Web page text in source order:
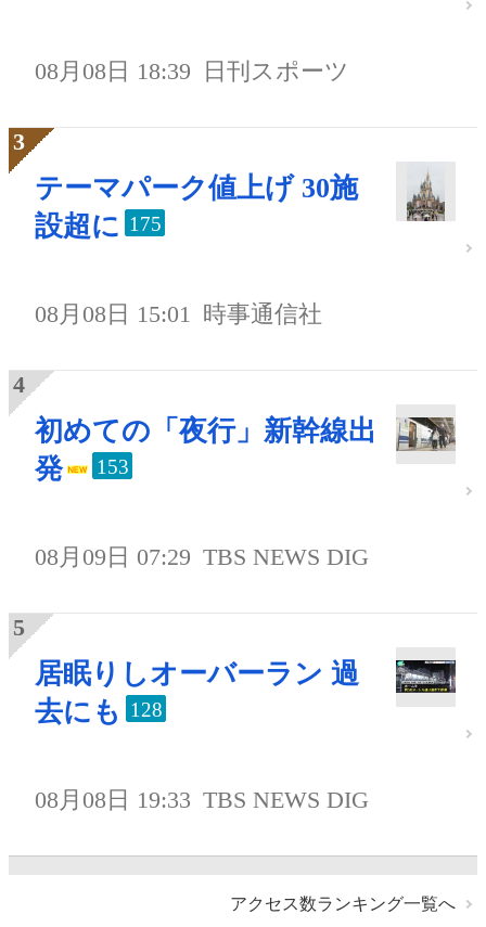
08月08日 18:39 日刊スポーツ
テーマパーク値上げ 30施
設超に 175
08月08日 15:01 時事通信社
初めての「夜行」新幹線出
発
153
08月09日 07:29 TBS NEWS DIG
居眠りしオーバーラン 過
去にも
128
08月08日 19:33 TBS NEWS DIG
アクセス数ランキング一覧へ